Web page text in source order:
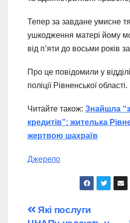
Тепер за завдане умисне
ушкодження матері йому
від п’яти до восьми років
Про це повідомили у відділі
поліції Рівненської області.
Читайте також: Знайшла
кредитів”: жителька
жертвою шахраїв
Джерело
Навігація
Які послуги